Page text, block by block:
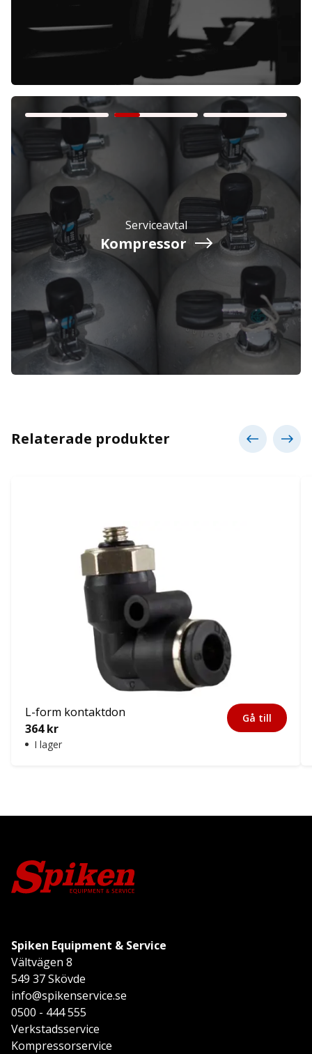
Företag Exkl. moms
Privatperson
Serviceavtal
Kompressor
Relaterade produkter
L-form kontaktdon
364kr
I lager
Gå till
Spiken Equipment & Service
Vältvägen 8
549 37 Skövde
info@spikenservice.se
0500 - 444 555
Verkstadsservice
Kompressorservice